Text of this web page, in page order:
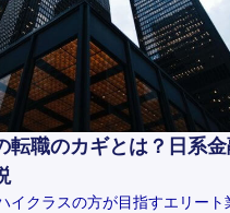
転職のカギとは？日系金
イクラスの方が目指すエリート